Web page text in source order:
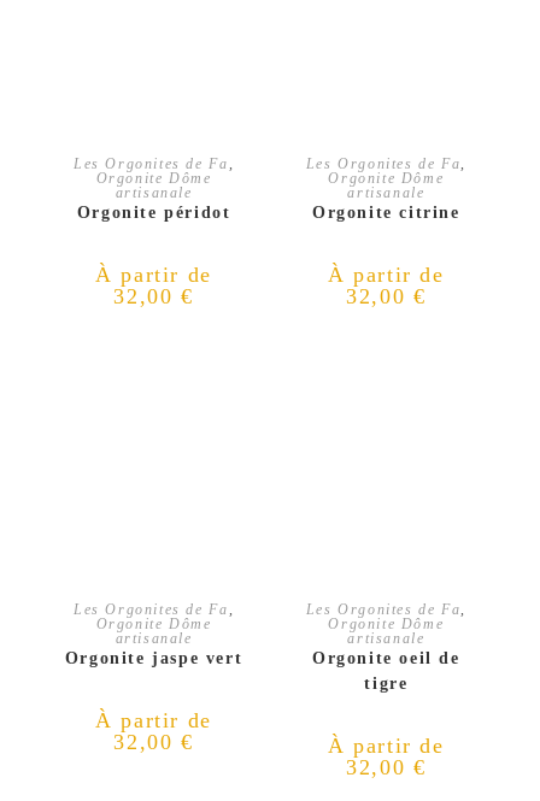
CHOIX DES OPTIONS
Les Orgonites de Fa,
Orgonite Dôme
artisanale
Orgonite péridot
À partir de
32,00€
CHOIX DES OPTIONS
Les Orgonites de Fa,
Orgonite Dôme
artisanale
Orgonite citrine
À partir de
32,00 €
CHOIX DES OPTIONS
Les Orgonites de Fa,
Orgonite Dôme
artisanale
Orgonite jaspe vert
À partir de
32,00€
CHOIX DES OPTIONS
Les Orgonites de Fa,
Orgonite Dôme
artisanale
Orgonite oeil de
tigre
À partir de
32,00 €